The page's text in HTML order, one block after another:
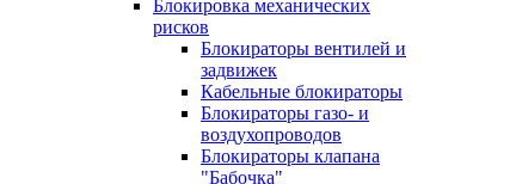
Блокировка механических
рисков
Блокираторы вентилей и
задвижек
Кабельные блокираторы
Блокираторы газо- и
воздухопроводов
Блокираторы клапана
"Бабочка"